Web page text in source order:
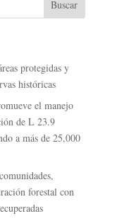
protegidas y
históricas
el manejo
de L 23.9
a más de 25,000
forestal con